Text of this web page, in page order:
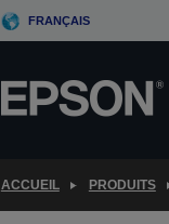
FRANÇAIS
ACCUEIL PRODUITS